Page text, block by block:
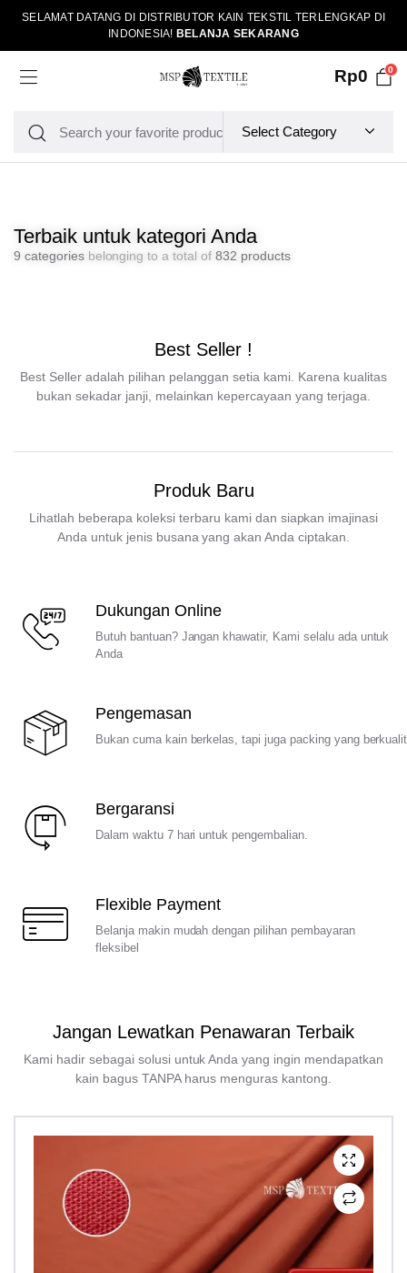
SELAMAT DATANG DI DISTRIBUTOR KAIN TEKSTIL TERLENGKAP DI
INDONESIA! BELANJA SEKARANG
Rp0 0
Terbaik untuk kategori Anda
9 categoriesbelonging to a total of 832 products
Best Seller !
Best Seller adalah pilihan pelanggan setia kami. Karena kualitas
bukan sekadar janji, melainkan kepercayaan yang terjaga.
Produk Baru
Lihatlah beberapa koleksi terbaru kami dan siapkan imajinasi
Anda untuk jenis busana yang akan Anda ciptakan.
Dukungan Online
Butuh bantuan? Jangan khawatir, Kami selalu ada untuk
Anda
Pengemasan
Bukan cuma kain berkelas, tapi juga packing yang
Bergaransi
Dalam waktu 7 hari untuk pengembalian.
Flexible Payment
Belanja makin mudah dengan pilihan pembayaran
fleksibel
Jangan Lewatkan Penawaran Terbaik
Kami hadir sebagai solusi untuk Anda yang ingin mendapatkan
kain bagus TANPA harus menguras kantong.